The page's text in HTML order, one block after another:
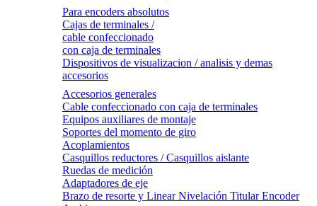
Para encoders absolutos
Cajas de terminales /
cable confeccionado
con caja de terminales
Dispositivos de visualizacion / analisis y demas
accesorios
Accesorios generales
Cable confeccionado con caja de terminales
Equipos auxiliares de montaje
Soportes del momento de giro
Acoplamientos
Casquillos reductores / Casquillos aislante
Ruedas de medición
Adaptadores de eje
Brazo de resorte y Linear Nivelación Titular Encoder